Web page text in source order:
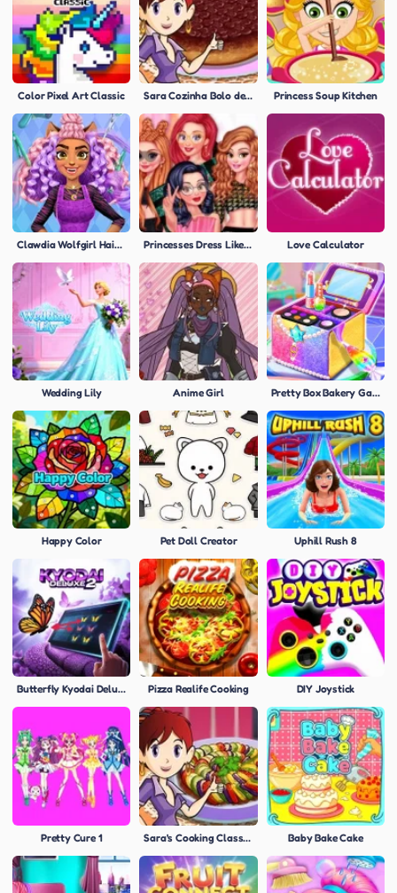
Color Pixel Art Classic Sara Cozinha Bolo de Cereja Princess Soup Kitchen
Clawdia Wolfgirl Hairstyle Challenge Princesses Dress Like A Celebrity Love Calculator
Wedding Lily Anime Girl Pretty Box Bakery Game
Happy Color Pet Doll Creator Uphill Rush 8
Butterfly Kyodai Deluxe Pizza Realife Cooking DIY Joystick
Pretty Cure 1 Sara's Cooking Class: Ratatouille Baby Bake Cake